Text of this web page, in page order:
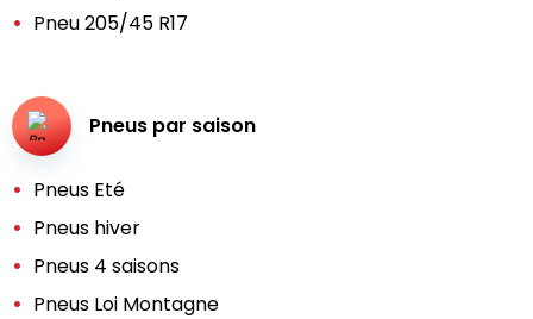
Pneu 205/45 R17
Pneus par saison
Pneus Eté
Pneus hiver
Pneus 4 saisons
Pneus Loi Montagne